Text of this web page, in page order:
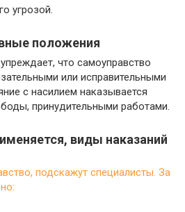
угрозой.
положения
что самоуправство
или исправительными
с насилием наказывается
принудительными работами.
виды наказаний
подскажут специалисты. За